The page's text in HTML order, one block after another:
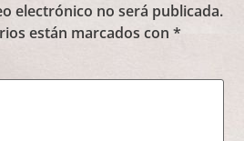
electrónico no será publicada.
están marcados con*